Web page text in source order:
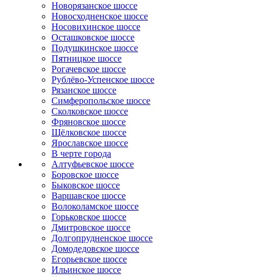
Новорязанское шоссе
Новосходненское шоссе
Носовихинское шоссе
Осташковское шоссе
Подушкинское шоссе
Пятницкое шоссе
Рогачевское шоссе
Рублёво-Успенское шоссе
Рязанское шоссе
Симферопольское шоссе
Сколковское шоссе
Фряновское шоссе
Щёлковское шоссе
Ярославское шоссе
B черте города
Алтуфьевское шоссе
Боровское шоссе
Быковское шоссе
Варшавское шоссе
Волоколамское шоссе
Горьковское шоссе
Дмитровское шоссе
Долгопрудненское шоссе
Домодедовское шоссе
Егорьевское шоссе
Ильинское шоссе